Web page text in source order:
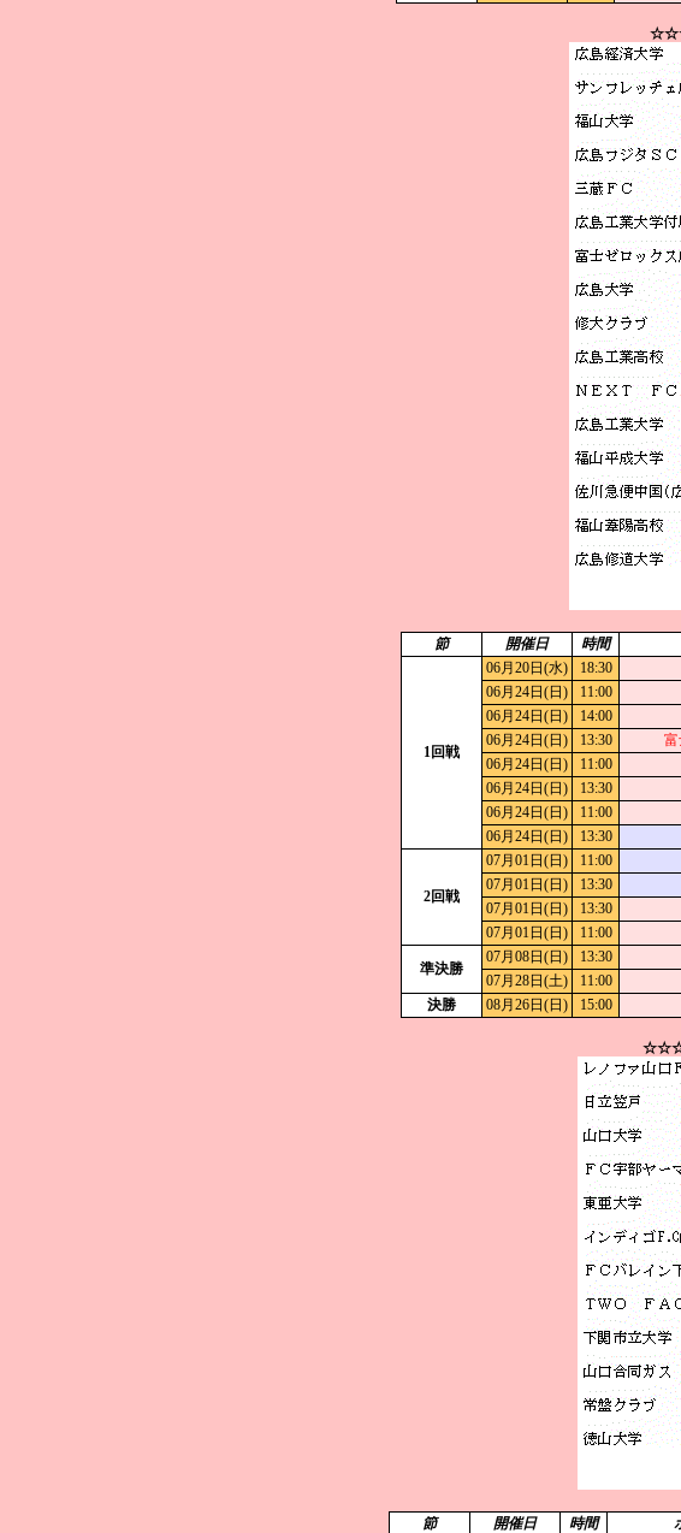
節 開催日 時間
1回戦
06月20日(水) 18:30
06月24日(日)
11:00
06月24日(日)
14:00
06月24日(日)
13:30 富
06月24日(日)
11:00
06月24日(日)
13:30
06月24日(日)
11:00
06月24日(日)
13:30
2回戦
07月01日(日) 11:00
07月01日(日)
13:30
07月01日(日)
13:30
07月01日(日)
11:00
準決勝
07月08日(日) 13:30
07月28日(土)
11:00
決勝
08月26日(日) 15:00
☆☆☆
節 開催日 時間